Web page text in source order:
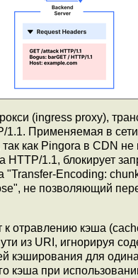
(ingress proxy),
Применяемая в сети
как Pingora в CDN не
HTTP/1.1, блокирует
"Transfer-Encoding:
не позволяющий
отравлению кэша
из URI, игнорируя
кэширования для
кэша при